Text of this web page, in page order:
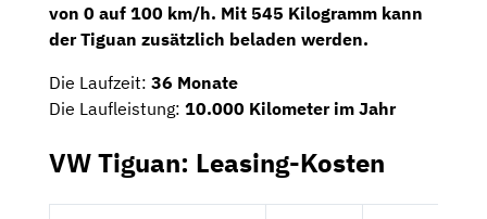
von 0 auf 100 km/h. Mit 545 Kilogramm kann
der Tiguan zusätzlich beladen werden.
Die Laufzeit: 36 Monate
Die Laufleistung: 10.000 Kilometer im Jahr
VW Tiguan: Leasing-Kosten